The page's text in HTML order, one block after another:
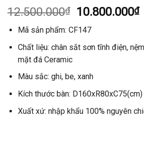
Được
xếp
0
sao
12.500.000₫
Giá
gốc
là:
12.500.000₫.
10.800.000₫
Mã sản phẩm: CF147
Chất liệu: chân sắt sơn tĩnh điện,
mặt đá Ceramic
Màu sắc: ghi, be, xanh
Kích thước bàn: D160xR80xC75(cm)
Xuất xứ: nhập khẩu 100% nguyên